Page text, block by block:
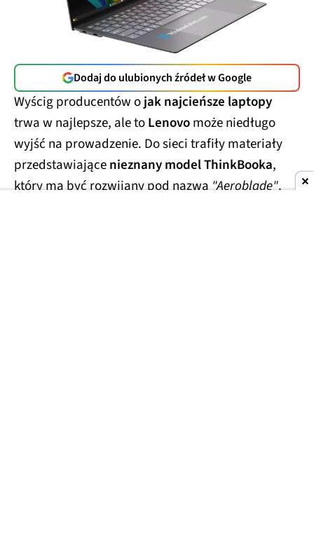
Dodaj do ulubionych źródeł w Google
Wyścig producentów ojak najcieńsze laptopy
trwa w najlepsze, ale toLenovomoże niedługo
wyjść na prowadzenie. Do sieci trafiły materiały
przedstawiającenieznany model ThinkBooka,
który ma być rozwijany pod nazwą"Aeroblade".